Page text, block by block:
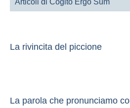
Articoli di Cogito Ergo Sum
La rivincita del piccione
La parola che pronunciamo